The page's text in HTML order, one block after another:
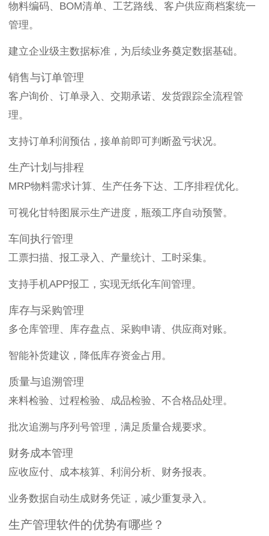
物料编码、BOM清单、工艺路线、客户供应商档案统一
管理。
建立企业级主数据标准，为后续业务奠定数据基础。
销售与订单管理
客户询价、订单录入、交期承诺、发货跟踪全流程管
理。
支持订单利润预估，接单前即可判断盈亏状况。
生产计划与排程
MRP物料需求计算、生产任务下达、工序排程优化。
可视化甘特图展示生产进度，瓶颈工序自动预警。
车间执行管理
工票扫描、报工录入、产量统计、工时采集。
支持手机APP报工，实现无纸化车间管理。
库存与采购管理
多仓库管理、库存盘点、采购申请、供应商对账。
智能补货建议，降低库存资金占用。
质量与追溯管理
来料检验、过程检验、成品检验、不合格品处理。
批次追溯与序列号管理，满足质量合规要求。
财务成本管理
应收应付、成本核算、利润分析、财务报表。
业务数据自动生成财务凭证，减少重复录入。
生产管理软件的优势有哪些？